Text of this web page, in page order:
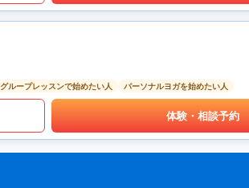
グループレッスンで始めたい人 パーソナルヨガを始めたい人
体験・相談予約